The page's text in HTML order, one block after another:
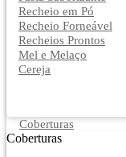
Recheio em Pó
Recheio Forneável
Recheios Prontos
Mel e Melaço
Cereja
Coberturas
Coberturas